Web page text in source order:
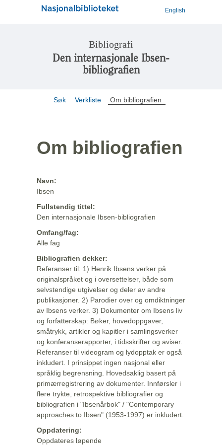
English
Bibliografi
Den internasjonale Ibsen-
bibliografien
Søk Verkliste Om bibliografien
Om bibliografien
Navn:
Ibsen
Fullstendig tittel:
Den internasjonale Ibsen-bibliografien
Omfang/fag:
Alle fag
Bibliografien dekker:
Referanser til: 1) Henrik Ibsens verker på
originalspråket og i oversettelser, både som
selvstendige utgivelser og deler av andre
publikasjoner. 2) Parodier over og omdiktninger
av Ibsens verker. 3) Dokumenter om Ibsens liv
og forfatterskap: Bøker, hovedoppgaver,
småtrykk, artikler og kapitler i samlingsverker
og konferanserapporter, i tidsskrifter og aviser.
Referanser til videogram og lydopptak er også
inkludert. I prinsippet ingen nasjonal eller
språklig begrensning. Hovedsaklig basert på
primærregistrering av dokumenter. Innførsler i
flere trykte, retrospektive bibliografier og
bibliografien i "Ibsenårbok" / "Contemporary
approaches to Ibsen" (1953-1997) er inkludert.
Oppdatering:
Oppdateres løpende